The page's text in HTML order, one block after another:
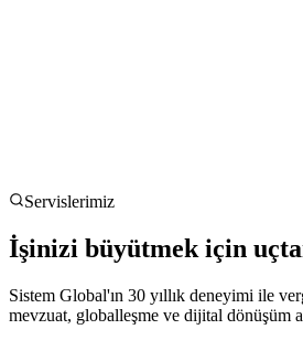
Servislerimiz
İşinizi büyütmek için
Sistem Global'ın 30 yıllık deneyimi ile
mevzuat, globalleşme ve dijital dönüşüm